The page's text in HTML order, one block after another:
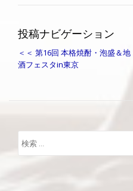
投稿ナビゲーション
＜＜ 第16回 本格焼酎・泡盛＆地
酒フェスタin東京